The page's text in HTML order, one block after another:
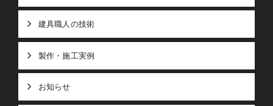
建具職人の技術
製作・施工実例
お知らせ